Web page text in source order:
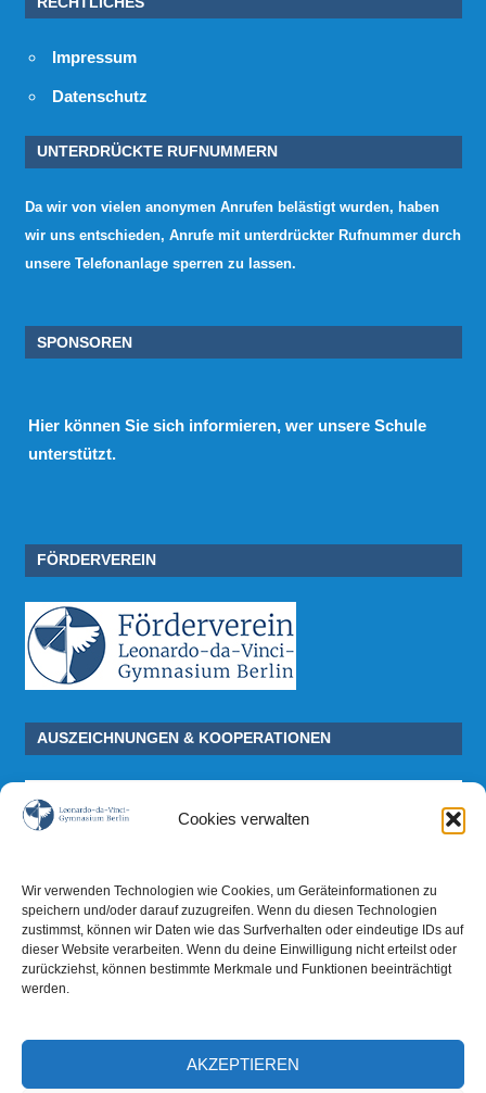
Cookies verwalten
Wir verwenden Technologien wie Cookies, um Geräteinformationen zu
speichern und/oder darauf zuzugreifen. Wenn du diesen Technologien
zustimmst, können wir Daten wie das Surfverhalten oder eindeutige IDs auf
dieser Website verarbeiten. Wenn du deine Einwilligung nicht erteilst oder
zurückziehst, können bestimmte Merkmale und Funktionen beeinträchtigt
werden.
AKZEPTIEREN
Impressum
Datenschutz
UNTERDRÜCKTE RUFNUMMERN
Da wir von vielen anonymen Anrufen belästigt wurden, haben
wir uns entschieden, Anrufe mit unterdrückter Rufnummer durch
unsere Telefonanlage sperren zu lassen.
SPONSOREN
Hier können Sie sich informieren, wer unsere Schule
unterstützt.
FÖRDERVEREIN
AUSZEICHNUNGEN & KOOPERATIONEN